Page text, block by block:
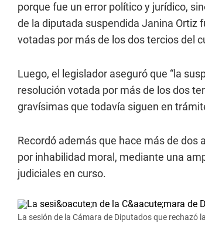
porque fue un error político y jurídico,
de la diputada suspendida Janina
votadas por más de los dos tercios del
Luego, el legislador aseguró que “la
resolución votada por más de los dos
gravísimas que todavía siguen en
Recordó además que hace más de dos
por inhabilidad moral, mediante una
judiciales en curso.
La sesión de la Cámara de Diputados que rechazó